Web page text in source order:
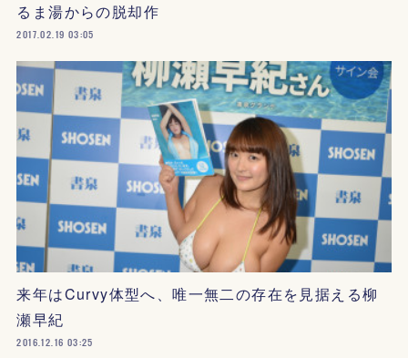
るま湯からの脱却作
2017.02.19 03:05
来年はCurvy体型へ、唯一無二の存在を見据える柳
瀬早紀
2016.12.16 03:25